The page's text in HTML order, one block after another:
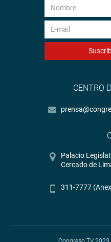
CENTRO
Palacio
Cercado de
311-7777